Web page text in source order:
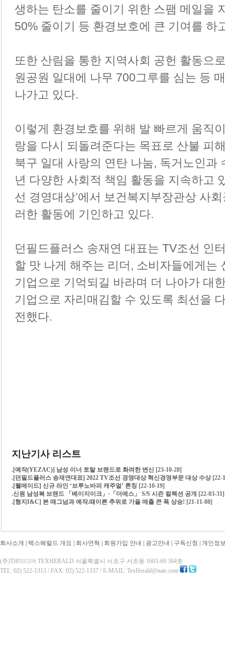
생하는 탄소를 줄이기 위한 스팸 메일을
50% 줄이기 등 환경보호에 큰 기여를 하
또한 산림을 통한 지역사회 공헌 활동으
원공원 일대에 나무 700그루를 심는 등
나가고 있다.
이렇게 환경보호를 위해 발 빠르게 움직
랑을 다시 되돌려준다는 목표로 산불 피
북구 일대 사랑의 연탄 나눔, 독거노인과
년 다양한 사회적 책임 활동을 지속하고
선 경영대상’에서 보건복지부장관상 사
러한 활동에 기인하고 있다.
던필드플러스 송재연 대표는 TV조선 인
할 맛 나게 해주는 리더, 소비자들에게
기업으로 기억되길 바라며 더 나아가 대
기업으로 자리매김할 수 있도록 최선을
전했다.
지난기사 리스트
.[예작(YEZAC)] 남성 이너 토탈 브랜드로 화려한 변신 [23-10-28]
.[던필드플러스 송재연대표] 2022 TV조선 경영대상 혁신경영부문 대상 수상 [22-
.[웰메이드] 신규 라인 ‘브루노바피 캐주얼’ 론칭 [22-10-19]
.신원 남성복 브랜드 「베이지이크」·「더에스」 S/S 시즌 컬렉션 공개 [22-03-31]
.[형지I&C] 본 매그넘과 예작.때이른 추위로 가을 매출 큰 폭 상승! [21-11-08]
회사소개 텍스헤럴드 개요 회사연혁 회원가입 안내 광고안내 구독신청 개인정
(주)TH미디어 TEXHERALD 서울특별시 서초구 서초동 1603-69 304호
TEL: 02) 522-1313 / FAX: 02) 522-1337 / E-MAIL: TexHerald@nate.com